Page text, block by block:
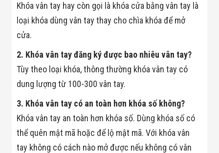
Chuyển Khoản
Giải Pháp
Giải Pháp Thiết
Lạnh
Giải Pháp Thiết
Bị Ngành Thực
Bị Ngành May
Mặc - Giày Da
Giải Pháp Thiết
Bị Ngành Linh
Kiện Điện Tử
Giải Pháp Thiết
Khóa vân tay hay còn gọi là khóa cửa bằng vân tay là
loại khóa dùng vân tay thay cho chìa khóa để mở
cửa.
2. Khóa vân tay đăng ký được bao nhiêu vân tay?
Tùy theo loại khóa, thông thường khóa vân tay có
dung lượng từ 100-300 vân tay.
3. Khóa vân tay có an toàn hơn khóa số không?
Khóa vân tay an toàn hơn khóa số. Dùng khóa số có
thể quên mật mã hoặc để lộ mật mã. Với khóa vân
tay không có cách nào mở được nếu không có vân